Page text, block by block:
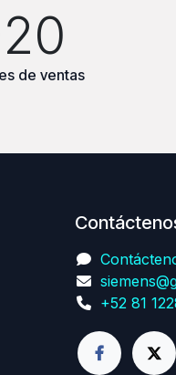
de ventas
+52 81